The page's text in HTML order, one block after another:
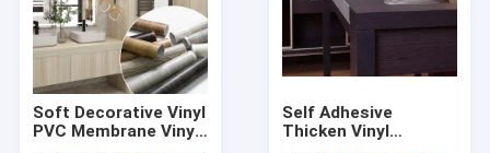
Soft Decorative Vinyl
PVC Membrane Vinyl
Self Adhesive
Thicken Vinyl